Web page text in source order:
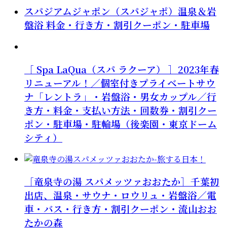
スパジアムジャポン（スパジャポ）温泉＆岩
盤浴 料金・行き方・割引クーポン・駐車場
［ Spa LaQua（スパ ラクーア） ］2023年春
リニューアル！／個室付きプライベートサウ
ナ「レントラ」・岩盤浴・男女カップル／行
き方・料金・支払い方法・回数券・割引クー
ポン・駐車場・駐輪場（後楽園・東京ドーム
シティ）
［竜泉寺の湯 スパメッツァおおたか］千葉初
出店、温泉・サウナ・ロウリュ・岩盤浴／電
車・バス・行き方・割引クーポン・流山おお
たかの森